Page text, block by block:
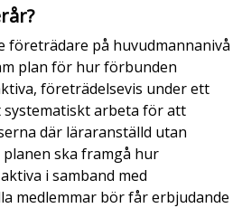
företrädare på huvudmannanivå
plan för hur förbunden
företrädelsevis under ett
arbeta för att
där läraranställd utan
ska framgå hur
i samband med
medlemmar bör får erbjudande